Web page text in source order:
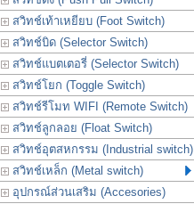
สวิทช์เท้าเหยียบ (Foot Switch)
สวิทช์บิด (Selector Switch)
สวิทช์แบตเตอรี่ (Selector Switch)
สวิทช์โยก (Toggle Switch)
สวิทช์รีโมท WIFI (Remote Switch)
สวิทช์ลูกลอย (Float Switch)
สวิทช์อุตสหกรรม (Industrial switch)
สวิทช์เหล็ก (Metal switch)
อุปกรณ์ส่วนเสริม (Accesories)